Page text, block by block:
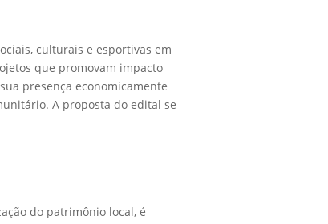
culturais e esportivas em
que promovam impacto
presença economicamente
A proposta do edital se
do patrimônio local, é